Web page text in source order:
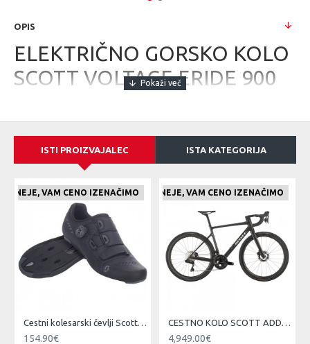
OPIS
ELEKTRIČNO GORSKO KOLO
SCOTT VOLTAGE ERIDE 900
električnem trail gorskem kolesu
. S skritim, kompaktnim in
tihimTQ sistemomvam omogoča odpeljati tako traile, kot
ISTI PROIZVAJALEC ISTA KATEGORIJA
VAM CENO IZENAČIMO
Cestni kolesarski čevlji Scott Team BOA čr/tsi
154.90€
ČE NAJDETE IZDELEK KJE CENEJE, VAM CENO IZENAČIMO
CESTNO KOLO SCOTT ADDICT 10 čr 25
4,949.00€
ČE NAJDETE IZDELEK KJE